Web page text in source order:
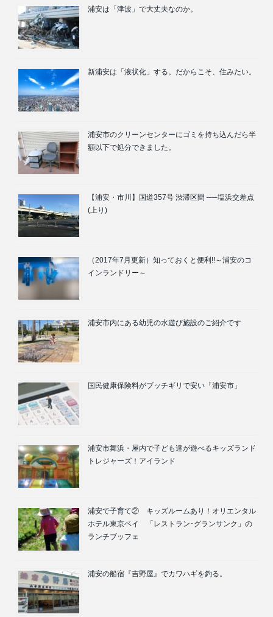
浦安は「津波」で大丈夫なのか。
新浦安は「液状化」する。だからこそ、住みたい。
浦安市のクリーンセンターにゴミを持ち込んだら半
額以下で処分できました。
【浦安・市川】国道357号 渋滞区間 ──塩浜交差点
(上り)
（2017年7月更新）知っておくと便利!!～浦安のコ
インランドリー～
浦安市内にある幼児の水遊び施設のご紹介です
国民健康保険料がブッチギリで安い「浦安市」
浦安市舞浜・屋内で子ども達が遊べるキッズランド
トレジャーズ！アイランド
浦安で子育て② キッズルームあり！オリエンタル
ホテル東京ベイ 「レストラン･グランサンク」の
ランチブッフェ
浦安の船宿『吉野屋』でカワハギを釣る。